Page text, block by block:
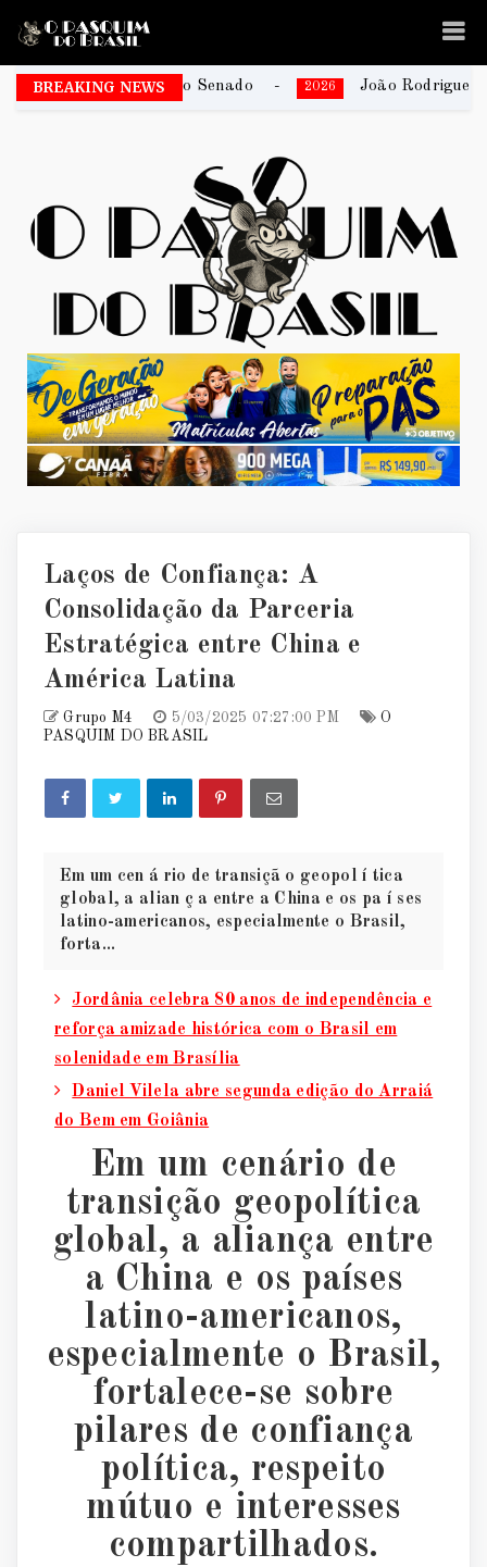
BREAKING NEWS
ao Senado 2026 João Rodrigues é um dos
Laços de Confiança: A
Consolidação da Parceria
Estratégica entre China e
América Latina
Grupo M4 5/03/2025 07:27:00 PM
O
PASQUIM DO BRASIL
Em um cen á rio de transiçã o geopol í tica
global, a alian ç a entre a China e os pa í ses
latino-americanos, especialmente o Brasil,
forta...
Jordânia celebra 80 anos de independência e
reforça amizade histórica com o Brasil em
solenidade em Brasília
Daniel Vilela abre segunda edição do Arraiá
do Bem em Goiânia
Em um cenário de
transição geopolítica
global, a aliança entre
a China e os países
latino-americanos,
especialmente o Brasil,
fortalece-se sobre
pilares de confiança
política, respeito
mútuo e interesses
compartilhados.